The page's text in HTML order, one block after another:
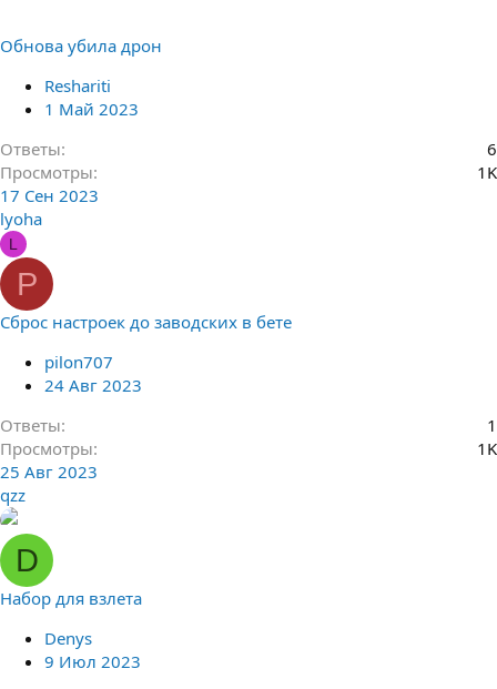
Обнова убила дрон
Reshariti
1 Май 2023
Ответы
6
Просмотры
1K
17 Сен 2023
lyoha
L
P
Сброс настроек до заводских в бете
pilon707
24 Авг 2023
Ответы
1
Просмотры
1K
25 Авг 2023
qzz
D
Набор для взлета
Denys
9 Июл 2023